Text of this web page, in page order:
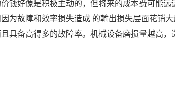
钱好像是积极主动的，但将来的成本费可能远
为故障和效率损失造成 的輸出损失层面花销
具备高得多的故障率。机械设备磨损量越高，